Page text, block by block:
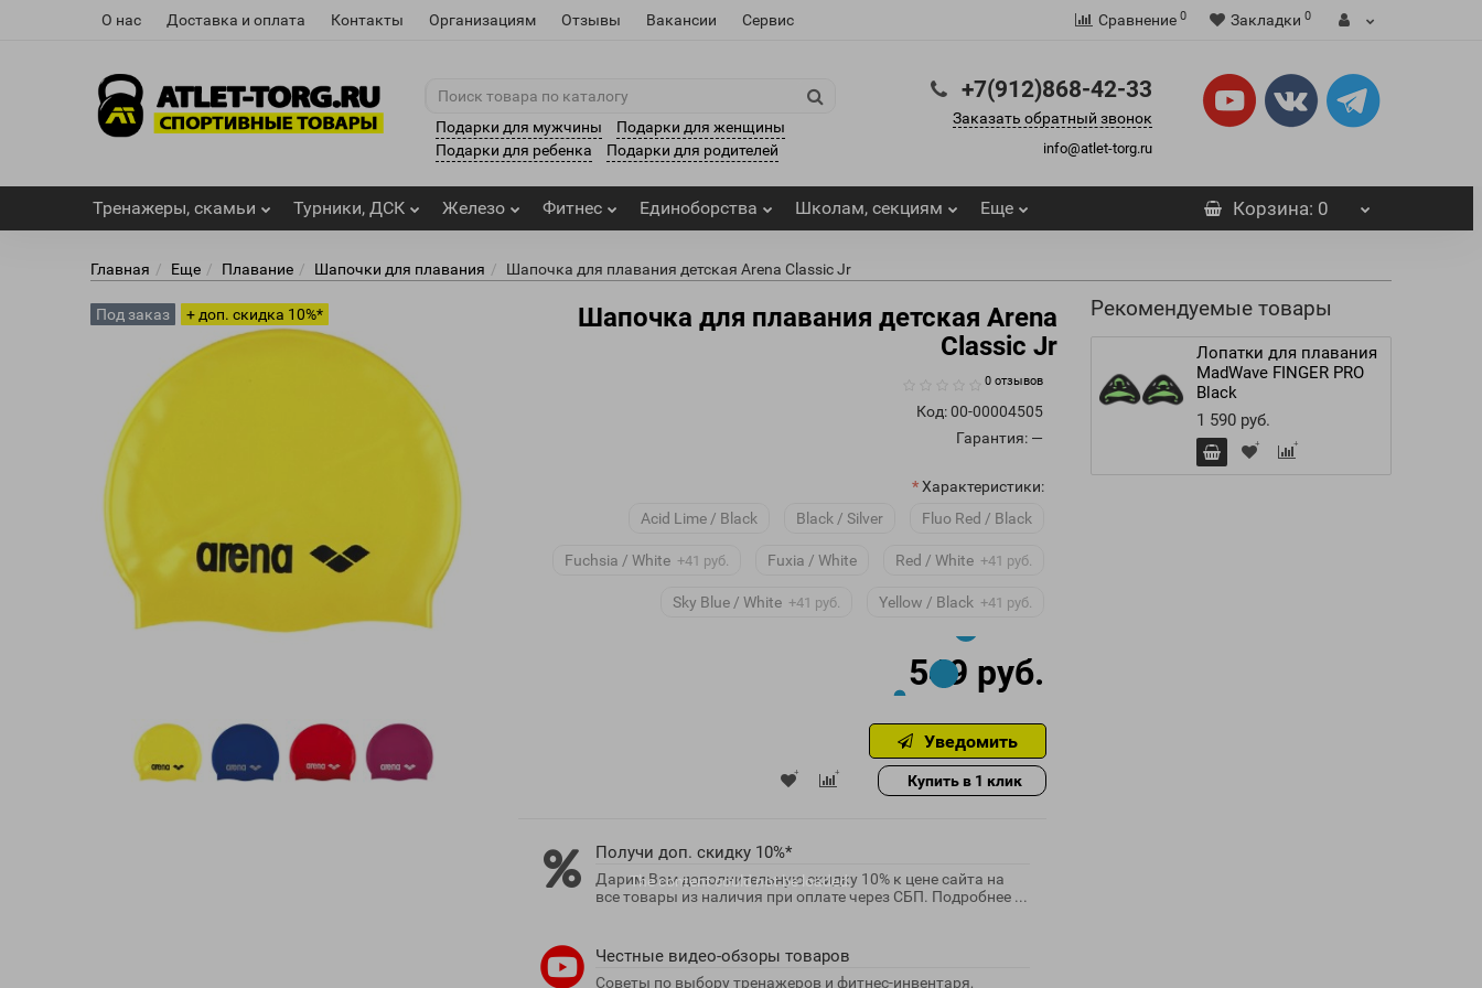
The contentcould not be loaded.
О нас Доставка и оплата Контакты Организациям Отзывы Вакансии Сервис Сравнение 0 Закладки 0
Подарки для мужчины
Подарки для женщины
Подарки для ребенка
Подарки для родителей
+7(912)868-42-33
Заказать обратный звонок
info@atlet-torg.ru
Тренажеры, скамьи Турники, ДСК Железо Фитнес Единоборства Школам, секциям Еще Корзина: 0
Главная Еще Плавание Шапочки для плавания Шапочка для плавания детская Arena Classic Jr
Под заказ + доп. скидка 10%*
Шапочка для плавания детская Arena
Classic Jr
0 отзывов
Код:00-00004505
Гарантия: —
Характеристики:
Acid Lime / Black
Black / Silver Fluo Red / Black
Fuchsia / White +41 руб. Fuxia / White Red / White +41 руб.
Sky Blue / White +41 руб. Yellow / Black +41 руб.
549 руб.
Уведомить
Купить в 1 клик
Получи доп. скидку 10%*
Дарим Вам дополнительную скидку 10% к цене сайта на
все товары из наличия при оплате через СБП. Подробнее ...
Честные видео-обзоры товаров
Советы по выбору тренажеров и фитнес-инвентаря,
Рекомендуемые товары
Лопатки для плавания
MadWave FINGER PRO
Black
1 590 руб.